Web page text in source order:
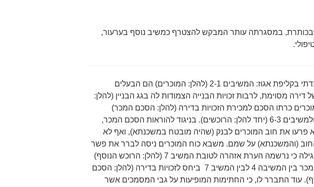
במסגרתה עותר המבקש להצטרף כמשיב נוסף בערעור,
הרקע העובדתי בקליפת אגוז: המשיבים 2-1 (להלן: המוכרים) הם הבעלים
דירה מסוימת, לרבות זכויות הבנייה הצמודות לה בגג הבניין (להלן:
כרתו הסכם למכירת הזכויות בדירה (להלן: הסכם המכר)
למערערת ולמשיבים 6-3 (יחד להלן: הרוכשים). בניגוד להוראות הסכם המכר,
פרעו את חוב המוכרים לבנק (שהיה מובטח במשכנתא), ואף לא
(והמשכנתא) על שמם. משבא כוח המוכרים ניסה לברר את פשר
העניין, הוא גילה כי נרשמה הערת אזהרה לטובת המשיב 7 (להלן: הרוכש הנוסף)
בגין הסכם מכר בין המשיבה 4 לבין המשיב 7 ביחס לזכויות בדירה (להלן: הסכם
עוד התברר לו, כי החתימות המופיעות על גבי המסמכים אשר